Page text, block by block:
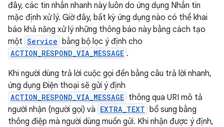
đây, các tin nhắn nhanh này luôn do ứng dụng Nhắn tin
mặc định xử lý. Giờ đây, bất kỳ ứng dụng nào có thể khai
báo khả năng xử lý những thông báo này bằng cách tạo
một Service bằng bộ lọc ý định cho
ACTION_RESPOND_VIA_MESSAGE .
Khi người dùng trả lời cuộc gọi đến bằng câu trả lời nhanh,
ứng dụng Điện thoại sẽ gửi ý định
ACTION_RESPOND_VIA_MESSAGE thông qua URI mô tả
người nhận (người gọi) và EXTRA_TEXT bổ sung bằng
thông điệp mà người dùng muốn gửi. Khi nhận được ý định,